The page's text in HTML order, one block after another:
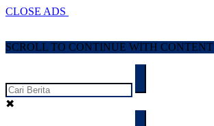
CLOSE ADS
SCROLL TO CONTINUE WITH CONTENT
✖